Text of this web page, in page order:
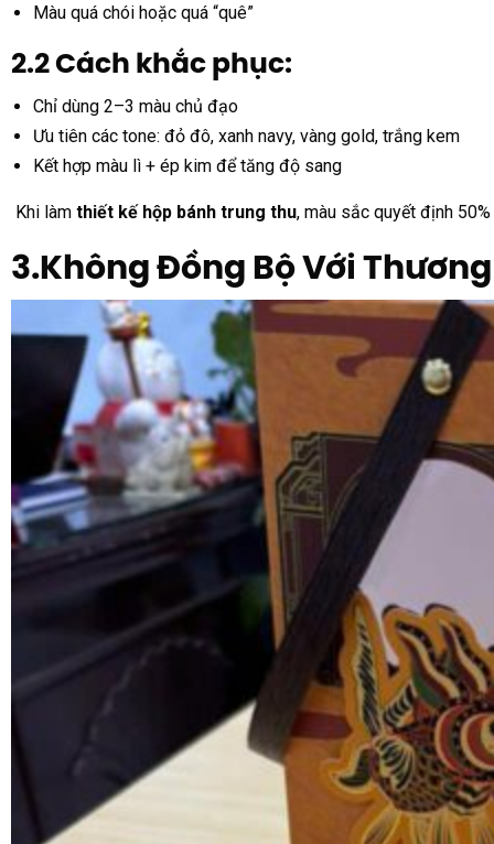
Màu quá chói hoặc quá “quê”
2.2 Cách khắc phục:
Chỉ dùng 2–3 màu chủ đạo
Ưu tiên các tone: đỏ đô, xanh navy, vàng gold, trắng kem
Kết hợp màu lì + ép kim để tăng độ sang
Khi làm thiết kế hộp bánh trung thu, màu sắc quyết định
3.Không Đồng Bộ Với